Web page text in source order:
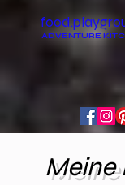
ADVENTURE
Meine